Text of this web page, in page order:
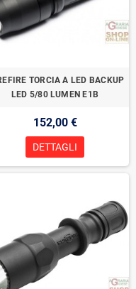
TORCIA A LED BACKUP
LED 5/80 LUMEN E1B
152,00 €
DETTAGLI